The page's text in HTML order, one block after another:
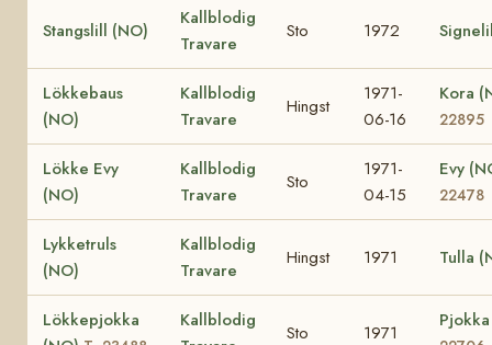
Stangslill (NO)
Kallblodig
Travare
Sto 1972
Lökkebaus
(NO)
Kallblodig
Travare
Hingst
1971-
06-16
Kora
22895
Lökke Evy
(NO)
Kallblodig
Travare
Sto
1971-
04-15
Evy
22478
Lykketruls
(NO)
Kallblodig
Travare
Hingst 1971 Tulla
Lökkepjokka
Kallblodig
Sto 1971